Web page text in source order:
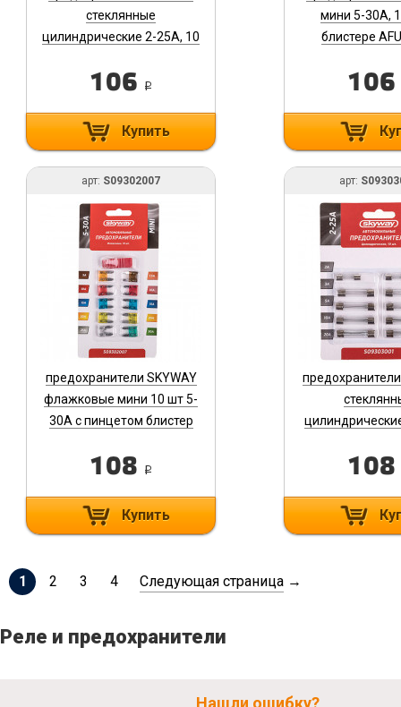
стеклянные
цилиндрические 2-25А, 10
106 i
Купить
мини 5-30А,
блистере
106
арт: S09302007
предохранители SKYWAY
флажковые мини 10 шт 5-
30А с пинцетом блистер
108 i
Купить
арт:
108
1 2 3 4 Следующая страница →
Реле и предохранители
Нашли ошибку?